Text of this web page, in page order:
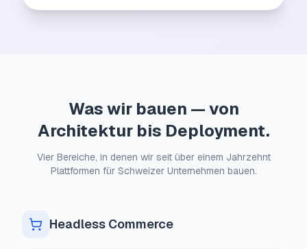
Was wir bauen — von
Architektur bis Deployment.
Vier Bereiche, in denen wir seit über einem Jahrzehnt
Plattformen für Schweizer Unternehmen bauen.
Headless Commerce